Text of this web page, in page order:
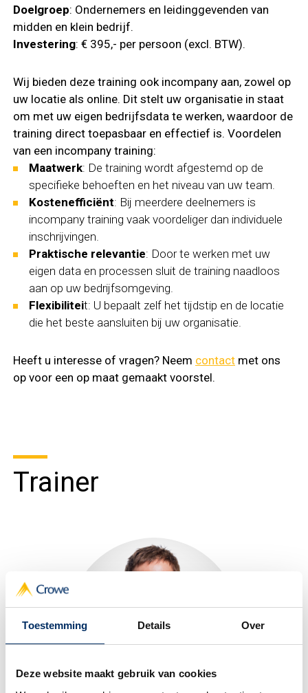
Toestemming Details Over
Deze website maakt gebruik van cookies
Doelgroep: Ondernemers en leidinggevenden van
midden en klein bedrijf.
Investering: € 395,- per persoon (excl. BTW).
Wij bieden deze training ook incompany aan, zowel op
uw locatie als online. Dit stelt uw organisatie in staat
om met uw eigen bedrijfsdata te werken, waardoor de
training direct toepasbaar en effectief is. Voordelen
van een incompany training:
Maatwerk: De training wordt afgestemd op de
specifieke behoeften en het niveau van uw team.
Kostenefficiënt: Bij meerdere deelnemers is
incompany training vaak voordeliger dan individuele
inschrijvingen.
Praktische relevantie: Door te werken met uw
eigen data en processen sluit de training naadloos
aan op uw bedrijfsomgeving.
Flexibiliteit: U bepaalt zelf het tijdstip en de locatie
die het beste aansluiten bij uw organisatie.
Heeft u interesse of vragen? Neem contact met ons
op voor een op maat gemaakt voorstel.
Trainer